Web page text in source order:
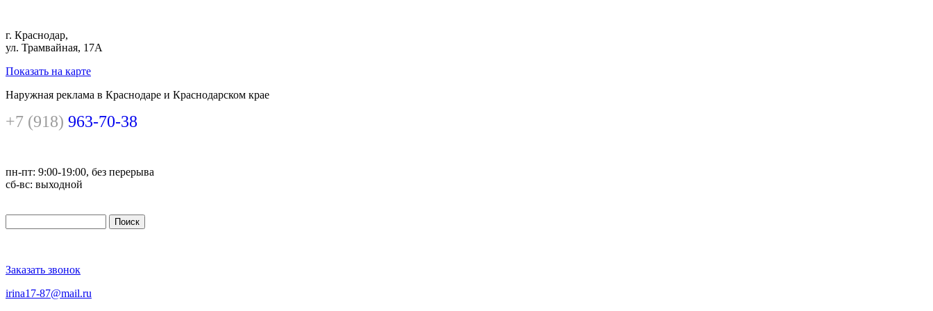
г. Краснодар,
ул. Трамвайная, 17А
Показать на карте
Наружная реклама в Краснодаре и Краснодарском крае
+7 (918) 963-70-38
пн-пт: 9:00-19:00, без перерыва
сб-вс: выходной
Форма поиска
Заказать звонок
irina17-87@mail.ru